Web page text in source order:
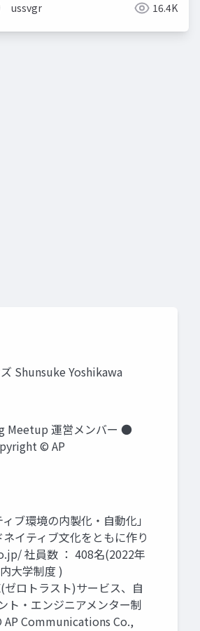
ussvgr 16.4K
Shunsuke Yoshikawa
Meetup 運営メンバー ●
© AP
ブ環境の内製化・自動化」
イティブ文化をともに作り
社員数 ： 408名(2022年
大学制度 )
ロトラスト)サービス、自
・エンジニアメンター制
AP Communications Co.,